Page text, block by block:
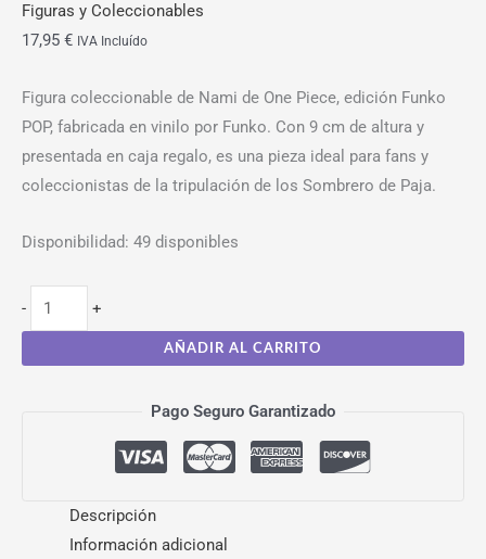
Figuras y Coleccionables
17,95 € IVA Incluído
Figura coleccionable de Nami de One Piece, edición Funko
POP, fabricada en vinilo por Funko. Con 9 cm de altura y
presentada en caja regalo, es una pieza ideal para fans y
coleccionistas de la tripulación de los Sombrero de Paja.
Disponibilidad: 49 disponibles
- +
AÑADIR AL CARRITO
Pago Seguro Garantizado
Descripción
Información adicional